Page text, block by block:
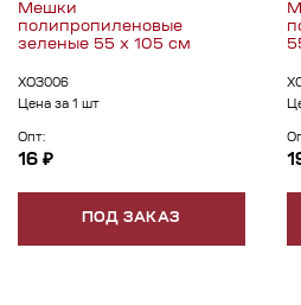
Мешки
полипропиленовые
зеленые 55 x 105 см
ХОЗ006
Цена за 1 шт
Опт:
16 ₽
ПОД ЗАКАЗ